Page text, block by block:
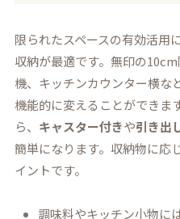
限られたスペースの有効活用
収納が最適です。無印の
機、キッチンカウンター横な
機能的に変えることができま
ら、 キャスター付きや引き出
簡単になります。収納物に応
イントです。
調味料やキッチン小物に